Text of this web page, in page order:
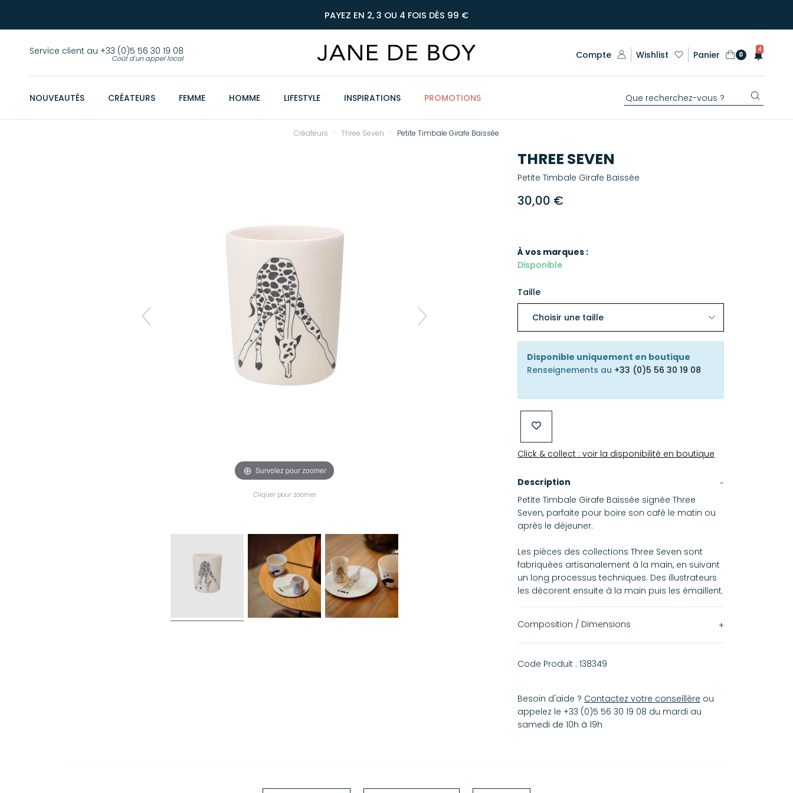
PAYEZ EN 2, 3 OU 4 FOIS DÈS 99 €
Service client au +33 (0)5 56 30 19 08
Coût d'un appel local Compte Wishlist Panier 0
4
NOUVEAUTÉS CRÉATEURS FEMME HOMME LIFESTYLE INSPIRATIONS PROMOTIONS
Créateurs Three Seven Petite Timbale Girafe Baissée
Survolez pour zoomer
Cliquer pour zoomer
THREE SEVEN
Petite Timbale Girafe Baissée
30,00 €
À vos marques :
Disponible
Taille
Disponible uniquement en boutique
Renseignements au +33 (0)5 56 30 19 08
Click & collect : voir la disponibilité en boutique
Description
Petite Timbale Girafe Baissée signée Three
Seven, parfaite pour boire son café le matin ou
après le déjeuner.
Les pièces des collections Three Seven sont
fabriquées artisanalement à la main, en suivant
un long processus techniques. Des illustrateurs
les décorent ensuite à la main puis les émaillent.
Composition / Dimensions
100% faïence
Code Produit : 138349
Besoin d'aide ? Contactez votre conseillère ou
appelez le +33 (0)5 56 30 19 08 du mardi au
samedi de 10h à 19h